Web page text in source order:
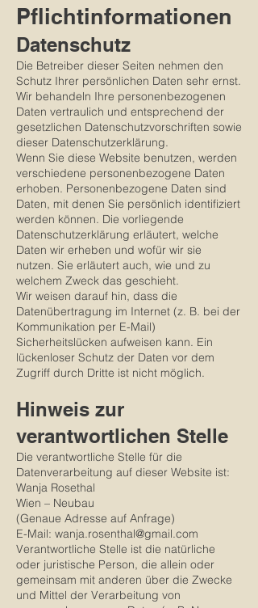
Pflichtinformationen
Datenschutz
Die Betreiber dieser Seiten nehmen den
Schutz Ihrer persönlichen Daten sehr ernst.
Wir behandeln Ihre personenbezogenen
Daten vertraulich und entsprechend der
gesetzlichen Datenschutzvorschriften sowie
dieser Datenschutzerklärung.
Wenn Sie diese Website benutzen, werden
verschiedene personenbezogene Daten
erhoben. Personenbezogene Daten sind
Daten, mit denen Sie persönlich identifiziert
werden können. Die vorliegende
Datenschutzerklärung erläutert, welche
Daten wir erheben und wofür wir sie
nutzen. Sie erläutert auch, wie und zu
welchem Zweck das geschieht.
Wir weisen darauf hin, dass die
Datenübertragung im Internet (z. B. bei der
Kommunikation per E-Mail)
Sicherheitslücken aufweisen kann. Ein
lückenloser Schutz der Daten vor dem
Zugriff durch Dritte ist nicht möglich.
Hinweis zur
verantwortlichen Stelle
Die verantwortliche Stelle für die
Datenverarbeitung auf dieser Website ist:
Wanja Rosethal
Wien – Neubau
(Genaue Adresse auf Anfrage)
E-Mail: wanja.rosenthal@gmail.com
Verantwortliche Stelle ist die natürliche
oder juristische Person, die allein oder
gemeinsam mit anderen über die Zwecke
und Mittel der Verarbeitung von